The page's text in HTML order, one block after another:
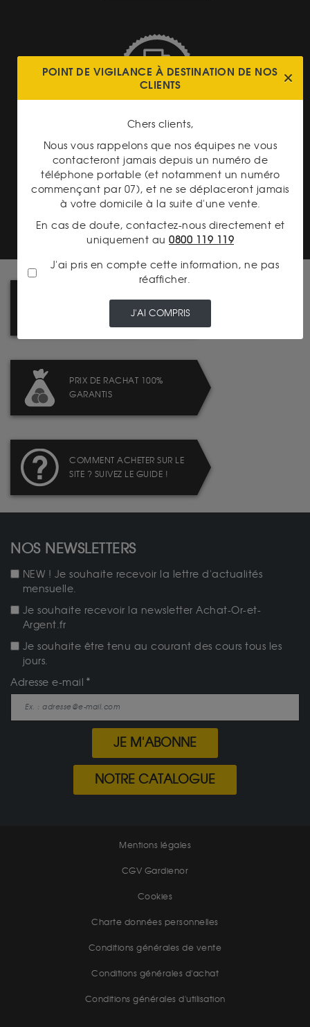
TRANSPARENCE DES
LIVRAISON : TABLEAU DES
PRIX DE RACHAT 100%
GARANTIS
COMMENT ACHETER SUR LE
SITE ? SUIVEZ LE GUIDE !
NOS NEWSLETTERS
NEW ! Je souhaite recevoir la lettre d'actualités
mensuelle.
Je souhaite recevoir la newsletter Achat-Or-et-
Argent.fr
Je souhaite être tenu au courant des cours tous les
jours.
Adresse e-mail
JE M'ABONNE
NOTRE CATALOGUE
Mentions légales
CGV Gardienor
Cookies
Charte données personnelles
Conditions générales de vente
Conditions générales d'achat
Conditions générales d'utilisation
POINT DE VIGILANCE À DESTINATION DE NOS
CLIENTS
Chers clients,
Nous vous rappelons que nos équipes ne vous
contacteront jamais depuis un numéro de
téléphone portable (et notamment un numéro
commençant par 07), et ne se déplaceront jamais
à votre domicile à la suite d'une vente.
En cas de doute, contactez-nous directement et
uniquement au 0800 119 119
J'ai pris en compte cette information, ne pas
réafficher.
J'AI COMPRIS